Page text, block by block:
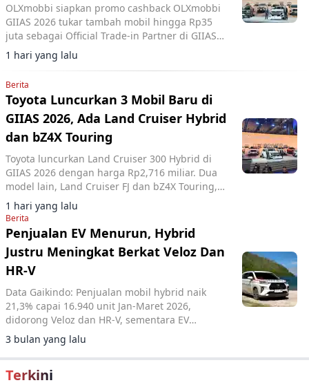
OLXmobbi siapkan promo cashback OLXmobbi
GIIAS 2026 tukar tambah mobil hingga Rp35
juta sebagai Official Trade-in Partner di GIIAS
2026.
1 hari yang lalu
Berita
Toyota Luncurkan 3 Mobil Baru di
GIIAS 2026, Ada Land Cruiser Hybrid
dan bZ4X Touring
Toyota luncurkan Land Cruiser 300 Hybrid di
GIIAS 2026 dengan harga Rp2,716 miliar. Dua
model lain, Land Cruiser FJ dan bZ4X Touring,
turut diperkenalkan di ICE BSD City.
1 hari yang lalu
Berita
Penjualan EV Menurun, Hybrid
Justru Meningkat Berkat Veloz Dan
HR-V
Data Gaikindo: Penjualan mobil hybrid naik
21,3% capai 16.940 unit Jan-Maret 2026,
didorong Veloz dan HR-V, sementara EV
menurun.
3 bulan yang lalu
Terkini